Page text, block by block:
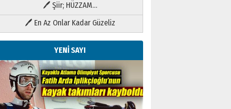
🖊 Şiir; HÜZZAM…
🖊 En Az Onlar Kadar Güzeliz
YENİ SAYI